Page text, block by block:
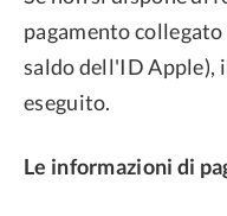
pagamento
saldo dell'ID Apple),
eseguito.
Le informazioni di